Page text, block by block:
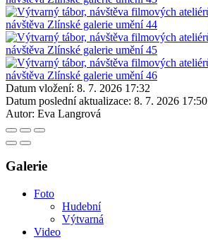
Datum vložení: 8. 7. 2026 17:32
Datum poslední aktualizace: 8. 7. 2026 17:50
Autor: Eva Langrová
Galerie
Foto
Hudební
Výtvarná
Video